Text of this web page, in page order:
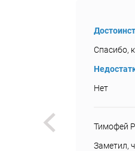
Спасибо,
Нет
Тимофей
Заметил,